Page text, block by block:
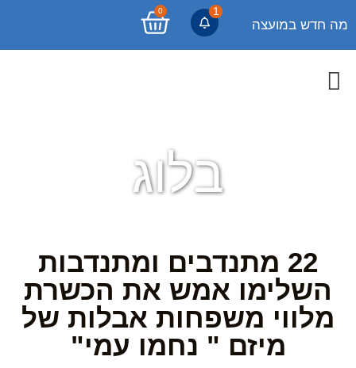
מה חדש במועצה
1
0
בלוג
22 מתנדבים ומתנדבות
השלימו אמש את הכשרת
מלווי משפחות אבלות של
מיזם " נחמו עמי"